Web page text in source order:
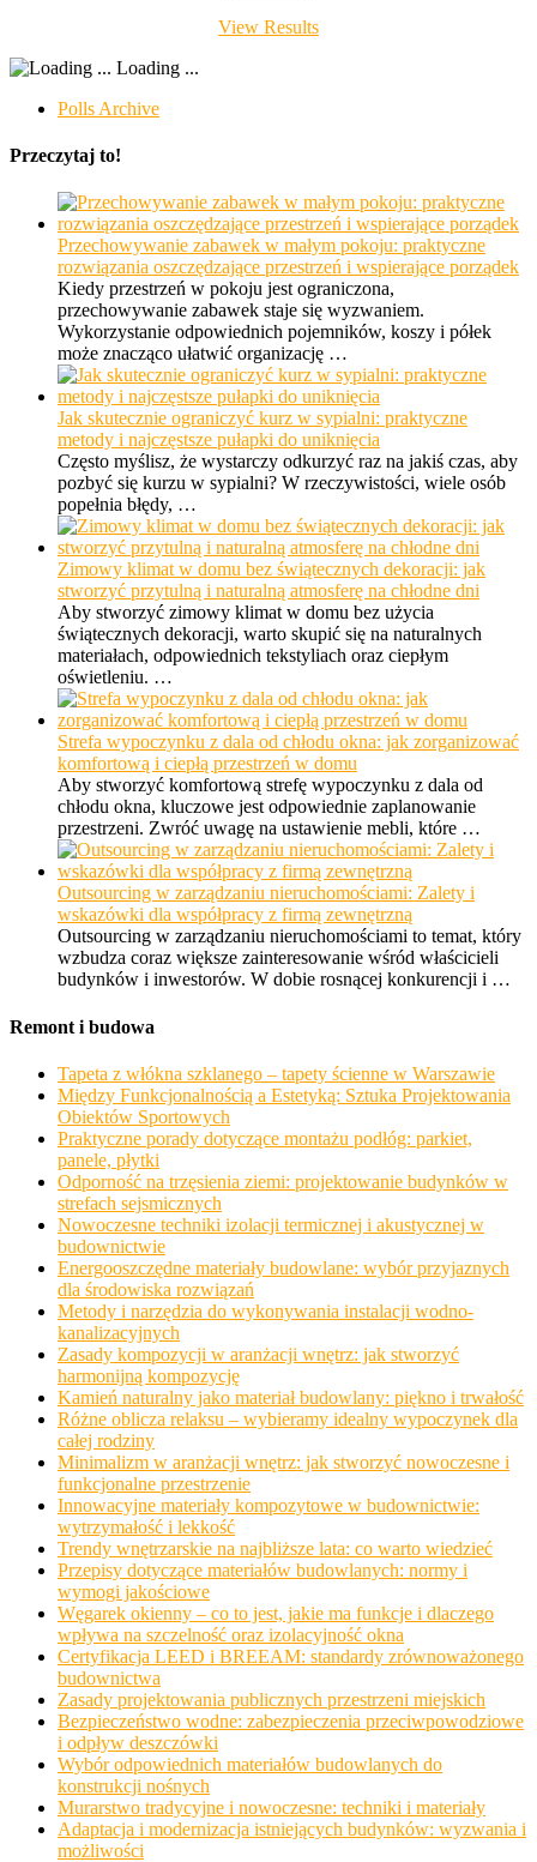
View Results
Loading ...
Polls Archive
Przeczytaj to!
Przechowywanie zabawek w małym pokoju: praktyczne
rozwiązania oszczędzające przestrzeń i wspierające porządek
Kiedy przestrzeń w pokoju jest ograniczona,
przechowywanie zabawek staje się wyzwaniem.
Wykorzystanie odpowiednich pojemników, koszy i półek
może znacząco ułatwić organizację …
Jak skutecznie ograniczyć kurz w sypialni: praktyczne
metody i najczęstsze pułapki do uniknięcia
Często myślisz, że wystarczy odkurzyć raz na jakiś czas, aby
pozbyć się kurzu w sypialni? W rzeczywistości, wiele osób
popełnia błędy, …
Zimowy klimat w domu bez świątecznych dekoracji: jak
stworzyć przytulną i naturalną atmosferę na chłodne dni
Aby stworzyć zimowy klimat w domu bez użycia
świątecznych dekoracji, warto skupić się na naturalnych
materiałach, odpowiednich tekstyliach oraz ciepłym
oświetleniu. …
Strefa wypoczynku z dala od chłodu okna: jak zorganizować
komfortową i ciepłą przestrzeń w domu
Aby stworzyć komfortową strefę wypoczynku z dala od
chłodu okna, kluczowe jest odpowiednie zaplanowanie
przestrzeni. Zwróć uwagę na ustawienie mebli, które …
Outsourcing w zarządzaniu nieruchomościami: Zalety i
wskazówki dla współpracy z firmą zewnętrzną
Outsourcing w zarządzaniu nieruchomościami to temat, który
wzbudza coraz większe zainteresowanie wśród właścicieli
budynków i inwestorów. W dobie rosnącej konkurencji i …
Remont i budowa
Tapeta z włókna szklanego – tapety ścienne w Warszawie
Między Funkcjonalnością a Estetyką: Sztuka Projektowania
Obiektów Sportowych
Praktyczne porady dotyczące montażu podłóg: parkiet,
panele, płytki
Odporność na trzęsienia ziemi: projektowanie budynków w
strefach sejsmicznych
Nowoczesne techniki izolacji termicznej i akustycznej w
budownictwie
Energooszczędne materiały budowlane: wybór przyjaznych
dla środowiska rozwiązań
Metody i narzędzia do wykonywania instalacji wodno-
kanalizacyjnych
Zasady kompozycji w aranżacji wnętrz: jak stworzyć
harmonijną kompozycję
Kamień naturalny jako materiał budowlany: piękno i trwałość
Różne oblicza relaksu – wybieramy idealny wypoczynek dla
całej rodziny
Minimalizm w aranżacji wnętrz: jak stworzyć nowoczesne i
funkcjonalne przestrzenie
Innowacyjne materiały kompozytowe w budownictwie:
wytrzymałość i lekkość
Trendy wnętrzarskie na najbliższe lata: co warto wiedzieć
Przepisy dotyczące materiałów budowlanych: normy i
wymogi jakościowe
Węgarek okienny – co to jest, jakie ma funkcje i dlaczego
wpływa na szczelność oraz izolacyjność okna
Certyfikacja LEED i BREEAM: standardy zrównoważonego
budownictwa
Zasady projektowania publicznych przestrzeni miejskich
Bezpieczeństwo wodne: zabezpieczenia przeciwpowodziowe
i odpływ deszczówki
Wybór odpowiednich materiałów budowlanych do
konstrukcji nośnych
Murarstwo tradycyjne i nowoczesne: techniki i materiały
Adaptacja i modernizacja istniejących budynków: wyzwania i
możliwości